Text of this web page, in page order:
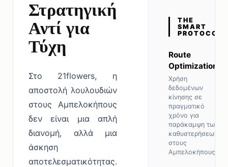
Στρατηγική
Αντί για
Τύχη
Στο 21flowers, η
αποστολή λουλουδιών
στους Αμπελοκήπους
δεν είναι μια απλή
διανομή, αλλά μια
άσκηση
αποτελεσματικότητας.
THE
SMART
PROTOCOL
Route
Optimization
Χρήση
δεδομένων
κίνησης σε
πραγματικό
χρόνο για
παράκαμψη των
καθυστερήσεων
στους
Αμπελοκήπους.